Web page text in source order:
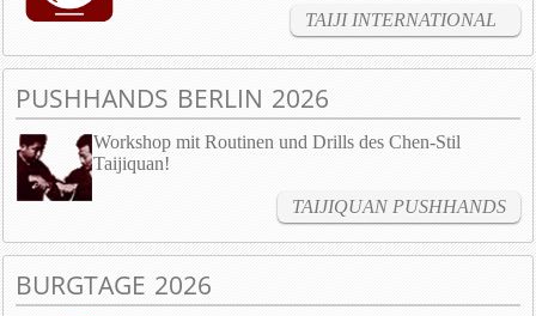
TAIJI INTERNATIONAL
PUSHHANDS BERLIN 2026
Workshop mit Routinen und Drills des Chen-Stil
Taijiquan!
TAIJIQUAN PUSHHANDS
BURGTAGE 2026